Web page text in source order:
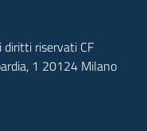
riservati CF
1 20124 Milano